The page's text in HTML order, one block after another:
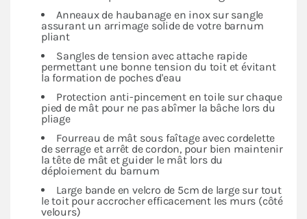
Anneaux de haubanage en inox sur sangle
assurant un arrimage solide de votre barnum
pliant
Sangles de tension avec attache rapide
permettant une bonne tension du toit et évitant
la formation de poches d'eau
Protection anti-pincement en toile sur chaque
pied de mât pour ne pas abîmer la bâche lors du
pliage
Fourreau de mât sous faîtage avec cordelette
de serrage et arrêt de cordon, pour bien maintenir
la tête de mât et guider le mât lors du
déploiement du barnum
Large bande en velcro de 5cm de large sur tout
le toit pour accrocher efficacement les murs (côté
velours)